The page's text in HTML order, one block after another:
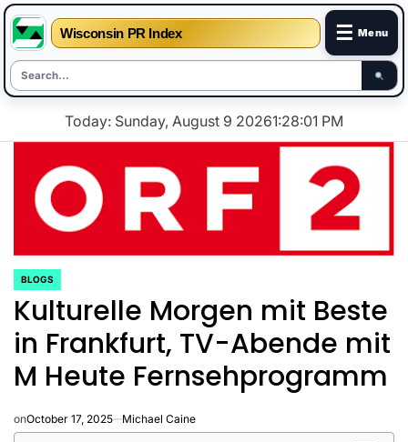
Wisconsin PR Index ☰ Menu
Today: Sunday, August 9 20261:28:01 PM
POSTED
IN
BLOGS
Kulturelle Morgen mit Beste
in Frankfurt, TV-Abende mit
M Heute Fernsehprogramm
onOctober 17, 2025 Michael Caine